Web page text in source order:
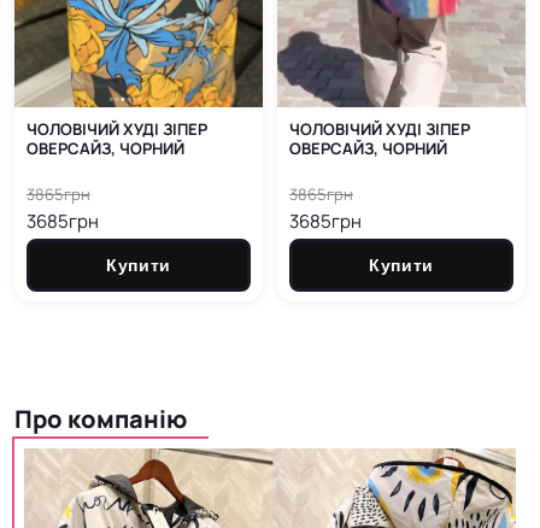
ЧОЛОВІЧИЙ ХУДІ ЗІПЕР
ОВЕРСАЙЗ, ЧОРНИЙ
3865грн
3685грн
Купити
ЧОЛОВІЧИЙ ХУДІ ЗІПЕР
ОВЕРСАЙЗ, ЧОРНИЙ
3865грн
3685грн
Купити
Про компанію